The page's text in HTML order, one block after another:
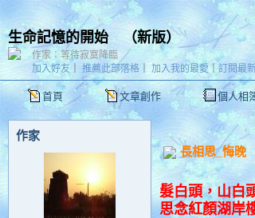
生命記憶的開始（新版）
首頁 文章創作 個人相
加入好友 推薦此部落格 加入我的最愛 訂閱最
作家：等待寂寞降臨
作家
長相思_悔晚
髮白頭，山白
思念紅顏湖岸